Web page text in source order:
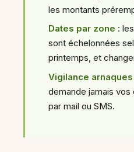
les montants
Dates par zone :
sont échelonnées
printemps, et
Vigilance arnaques
demande jamais
par mail ou SMS.